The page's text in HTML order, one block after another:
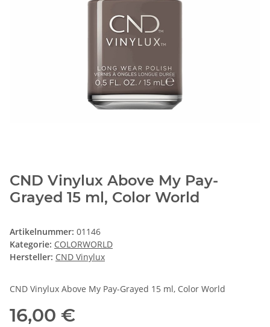
CND Vinylux Above My Pay-
Grayed 15 ml, Color World
Artikelnummer: 01146
Kategorie: COLORWORLD
Hersteller: CND Vinylux
CND Vinylux Above My Pay-Grayed 15 ml, Color World
16,00 €